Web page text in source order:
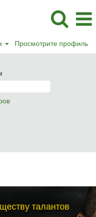
Просмотрите профиль
талантов